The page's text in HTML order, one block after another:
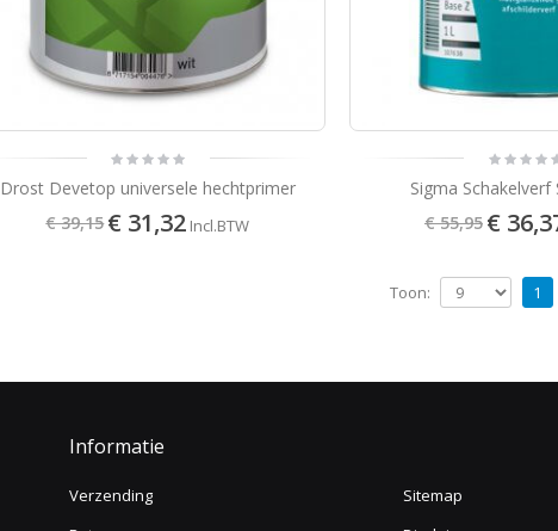
Drost Devetop universele hechtprimer
€ 39,15€ 31,32 Incl.BTW
Sigma Schakelverf
€ 55,95 €
1
Toon:
Informatie
Verzending
Sitemap